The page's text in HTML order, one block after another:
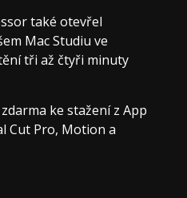
také otevřel
Mac Studiu ve
tři až čtyři minuty
ke stažení z App
Cut Pro, Motion a